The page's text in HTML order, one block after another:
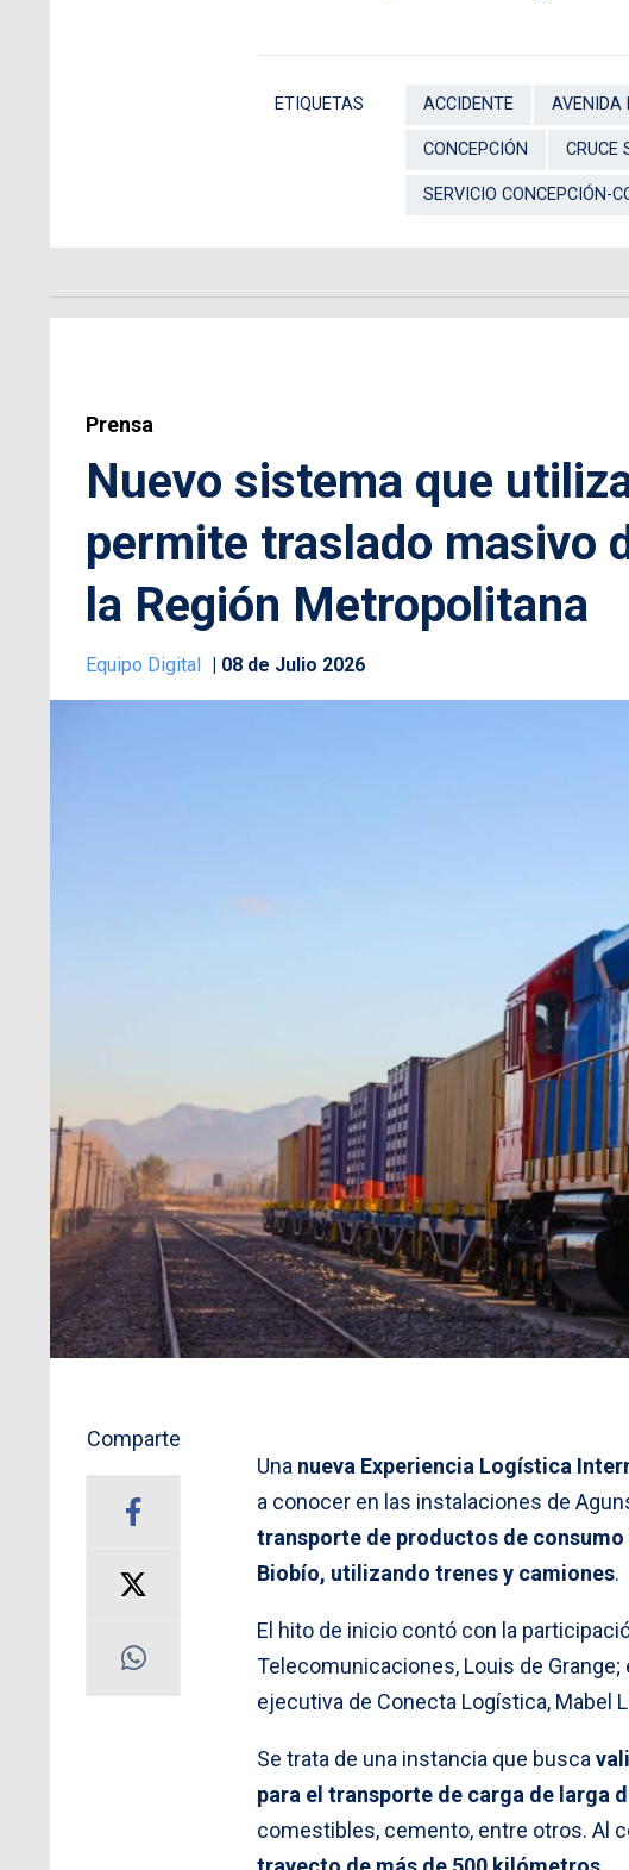
ETIQUETAS ACCIDENTE AVENIDA
CONCEPCIÓN CRUCE
SERVICIO CONCEPCIÓN-
Prensa
Nuevo sistema que
permite traslado masivo
la Región Metropolitana
Equipo Digital 08 de Julio 2026
Comparte
Una nueva Experiencia Logística
a conocer en las instalaciones de
transporte de productos de
Biobío, utilizando trenes y camiones.
El hito de inicio contó con la
Telecomunicaciones, Louis de Grange;
ejecutiva de Conecta Logística, Mabel
Se trata de una instancia que busca
para el transporte de carga de larga
comestibles, cemento, entre otros. Al